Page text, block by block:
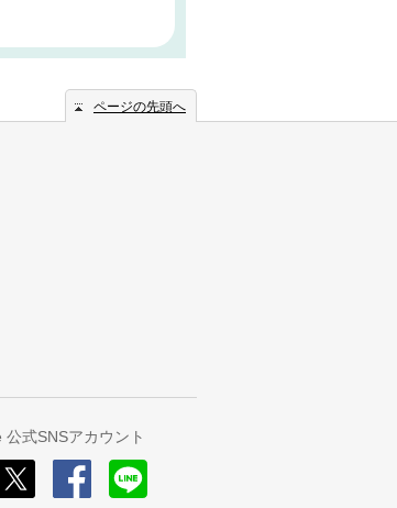
ページの先頭へ
公式SNSアカウント